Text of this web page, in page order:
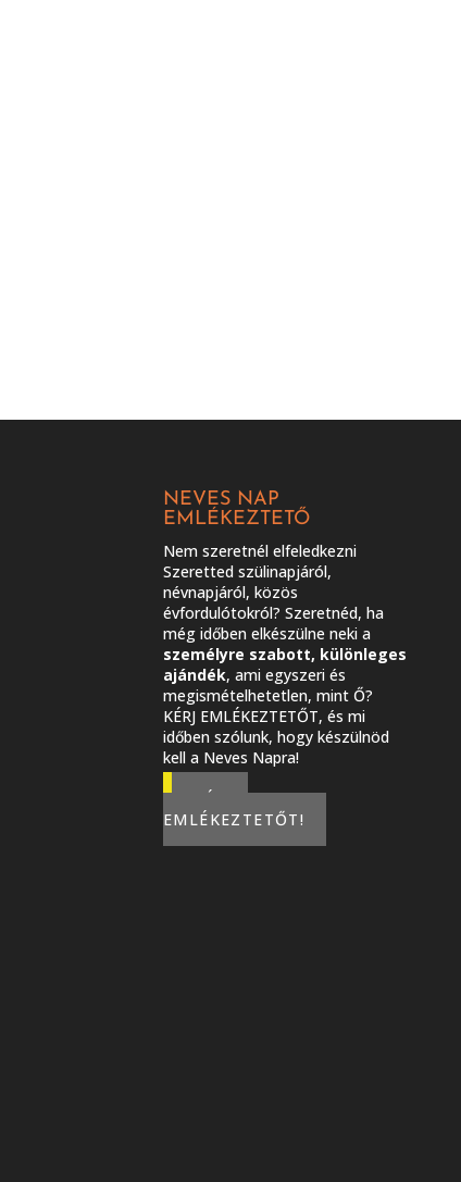
NEVES NAP
EMLÉKEZTETŐ
Nem szeretnél elfeledkezni
Szeretted szülinapjáról,
névnapjáról, közös
évfordulótokról? Szeretnéd, ha
még időben elkészülne neki a
személyre szabott, különleges
ajándék, ami egyszeri és
megismételhetetlen, mint Ő?
KÉRJ EMLÉKEZTETŐT, és mi
időben szólunk, hogy készülnöd
kell a Neves Napra!
KÉREK
EMLÉKEZTETŐT!